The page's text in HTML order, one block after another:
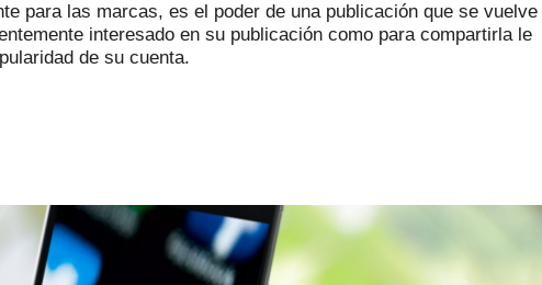
para las marcas, es el poder de una publicación que se vuelve
interesado en su publicación como para compartirla le
de su cuenta.